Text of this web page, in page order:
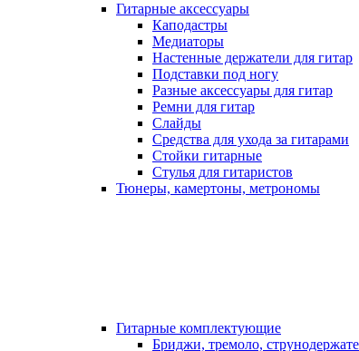
Гитарные аксессуары
Каподастры
Медиаторы
Настенные держатели для гитар
Подставки под ногу
Разные аксессуары для гитар
Ремни для гитар
Слайды
Средства для ухода за гитарами
Стойки гитарные
Стулья для гитаристов
Тюнеры, камертоны, метрономы
Гитарные комплектующие
Бриджи, тремоло,